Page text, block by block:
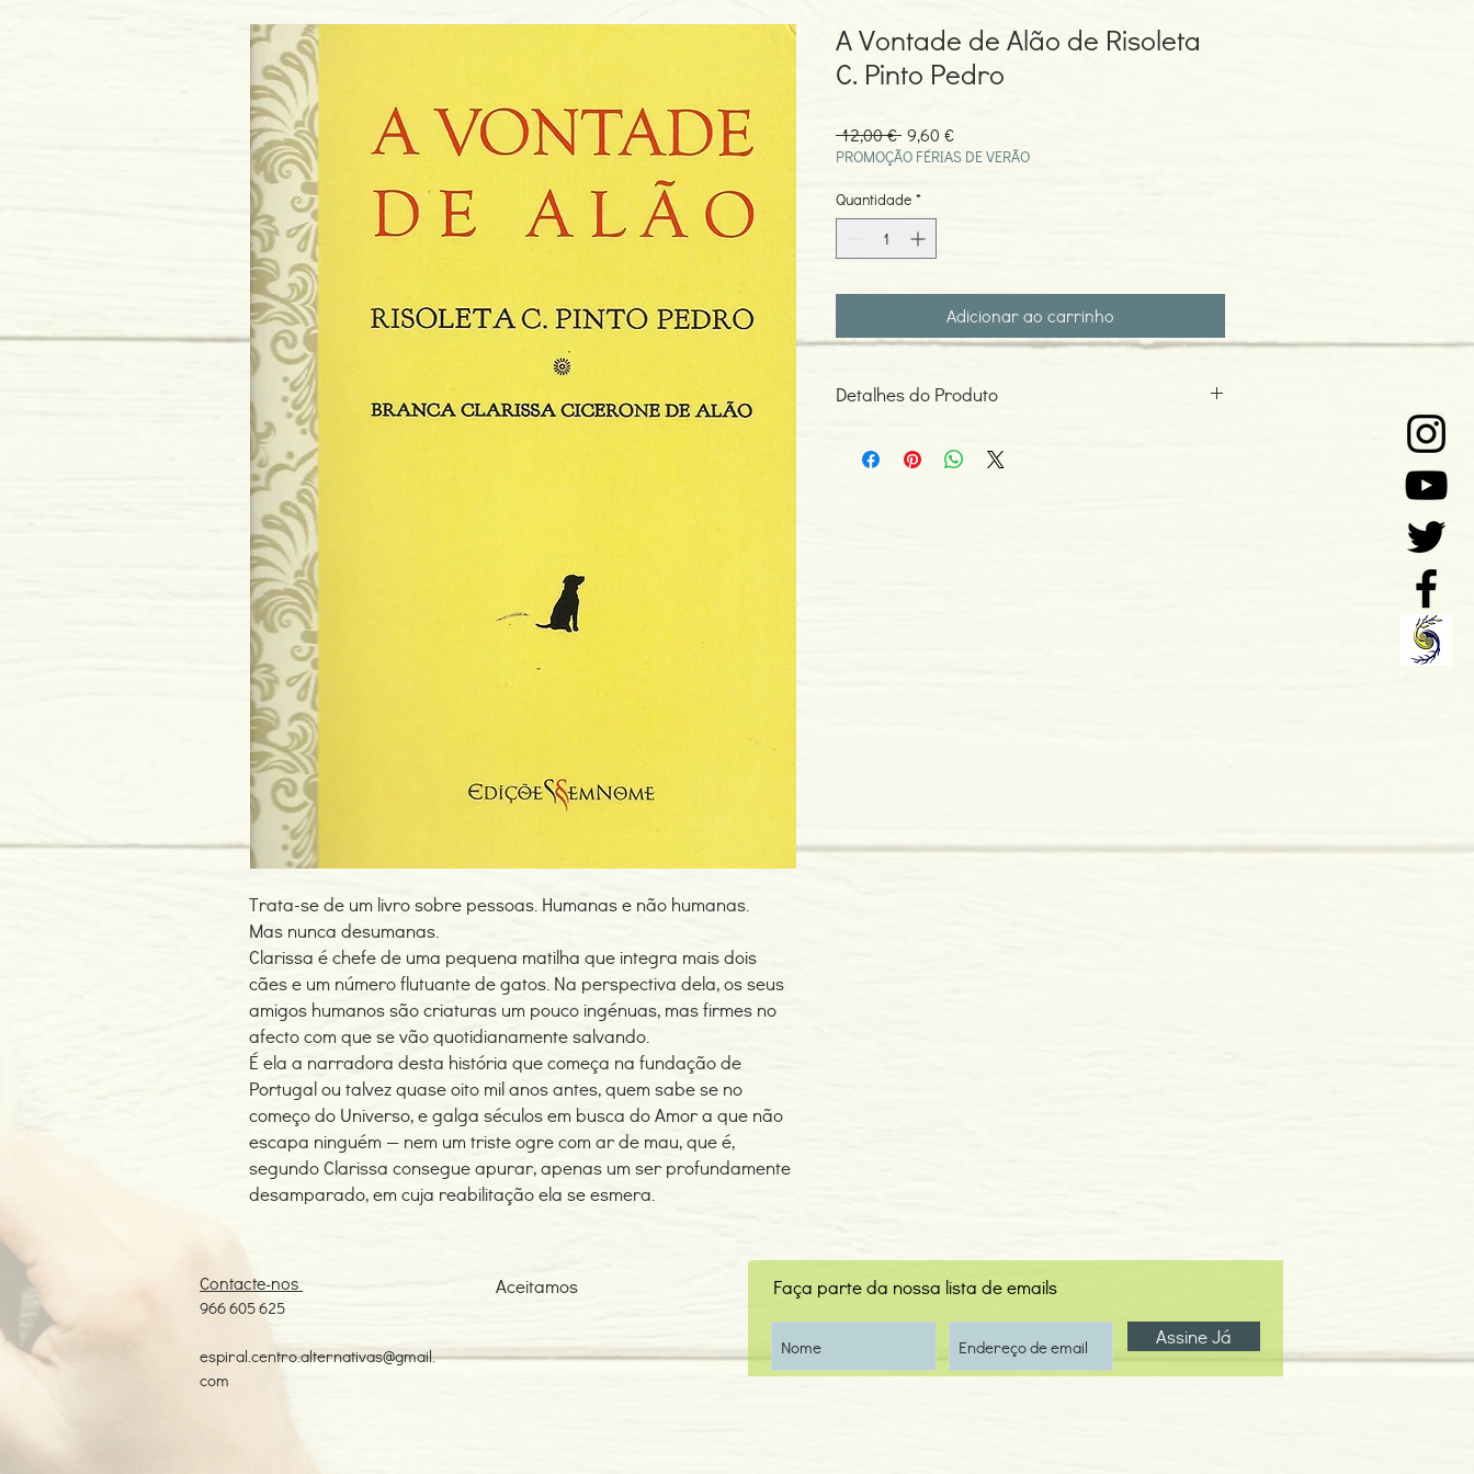
Trata-se de um livro sobre pessoas. Humanas e não humanas.
Mas nunca desumanas.
Clarissa é chefe de uma pequena matilha que integra mais dois
cães e um número flutuante de gatos. Na perspectiva dela, os seus
amigos humanos são criaturas um pouco ingénuas, mas firmes no
afecto com que se vão quotidianamente salvando.
É ela a narradora desta história que começa na fundação de
Portugal ou talvez quase oito mil anos antes, quem sabe se no
começo do Universo, e galga séculos em busca do Amor a que não
escapa ninguém — nem um triste ogre com ar de mau, que é,
segundo Clarissa consegue apurar, apenas um ser profundamente
desamparado, em cuja reabilitação ela se esmera.
A Vontade de Alão de Risoleta
C. Pinto Pedro
12,00 € Preço
normal
9,60 €Preço
promocional
PROMOÇÃO FÉRIAS DE VERÃO
Quantidade *
Adicionar ao carrinho
Detalhes do Produto
Edição ou reimpressão: 2019
Contacte-nos
966 605 625
espiral.centro.alternativas@gmail.
com
Aceitamos
Faça parte da nossa lista de emails
Assine Já